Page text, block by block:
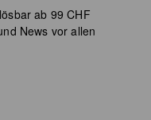
ab 99 CHF
News vor allen